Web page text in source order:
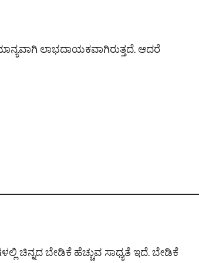
ಲಾಭದಾಯಕವಾಗಿರುತ್ತದೆ. ಆದರೆ
ಚಿನ್ನದ ಬೇಡಿಕೆ ಹೆಚ್ಚುವ ಸಾಧ್ಯತೆ ಇದೆ. ಬೇಡಿಕೆ